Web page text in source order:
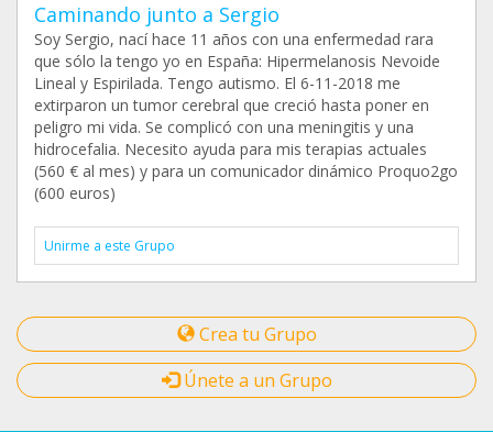
Caminando junto a Sergio
Soy Sergio, nací hace 11 años con una enfermedad rara
que sólo la tengo yo en España: Hipermelanosis Nevoide
Lineal y Espirilada. Tengo autismo. El 6-11-2018 me
extirparon un tumor cerebral que creció hasta poner en
peligro mi vida. Se complicó con una meningitis y una
hidrocefalia. Necesito ayuda para mis terapias actuales
(560 € al mes) y para un comunicador dinámico Proquo2go
(600 euros)
Unirme a este Grupo
Crea tu Grupo
Únete a un Grupo